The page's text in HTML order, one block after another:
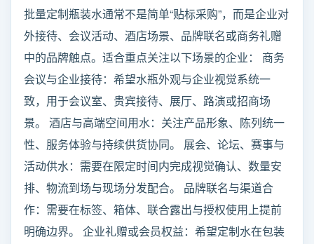
批量定制瓶装水通常不是简单“贴标采购”，而是企业对
外接待、会议活动、酒店场景、品牌联名或商务礼赠
中的品牌触点。适合重点关注以下场景的企业： 商务
会议与企业接待：希望水瓶外观与企业视觉系统一
致，用于会议室、贵宾接待、展厅、路演或招商场
景。 酒店与高端空间用水：关注产品形象、陈列统一
性、服务体验与持续供货协同。 展会、论坛、赛事与
活动供水：需要在限定时间内完成视觉确认、数量安
排、物流到场与现场分发配合。 品牌联名与渠道合
作：需要在标签、箱体、联合露出与授权使用上提前
明确边界。 企业礼赠或会员权益：希望定制水在包装